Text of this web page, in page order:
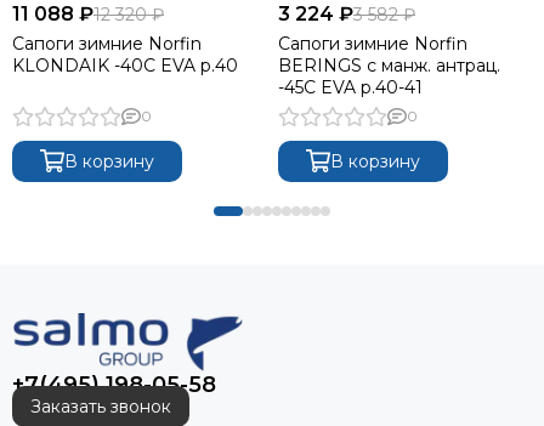
11 088 ₽12 320 ₽
Сапоги зимние Norfin
KLONDAIK -40С EVA р.40
0
В корзину
3 224 ₽3 582 ₽
Сапоги зимние Norfin
BERINGS с манж. антрац.
-45С EVA р.40-41
0
В корзину
+7(495) 198-05-58
Заказать звонок